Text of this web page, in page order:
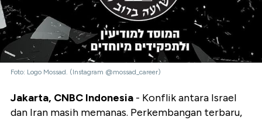
Foto: Logo Mossad. (Instagram @mossad_career)
Jakarta, CNBC Indonesia - Konflik antara Israel
dan Iran masih memanas. Perkembangan terbaru,